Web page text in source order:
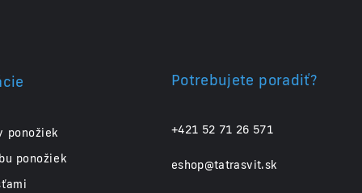
ponožiek
ponožiek
Potrebujete poradiť?
+421 52 71 26 571
eshop@tatrasvit.sk